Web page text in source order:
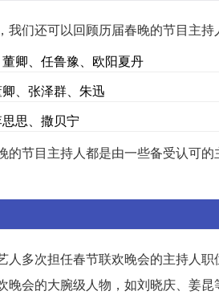
们还可以回顾历届春晚的节目主
卿、任鲁豫、欧阳夏丹
、张泽群、朱迅
思、撒贝宁
的节目主持人都是由一些备受认可
人多次担任春节联欢晚会的主持人
晚会的大腕级人物，如刘晓庆、姜